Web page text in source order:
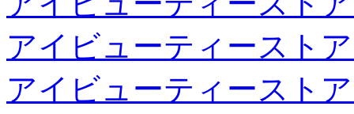
アイビューティースト
アイビューティースト